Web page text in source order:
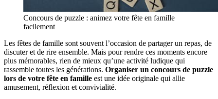
Concours de puzzle : animez votre fête en famille
facilement
Les fêtes de famille sont souvent l’occasion de partager un repas, de
discuter et de rire ensemble. Mais pour rendre ces moments encore
plus mémorables, rien de mieux qu’une activité ludique qui
rassemble toutes les générations. Organiser un concours de puzzle
lors de votre fête en famille est une idée originale qui allie
amusement, réflexion et convivialité.